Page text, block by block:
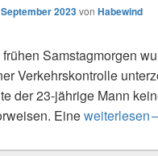
2023von Habewind
Samstagmorgen
Verkehrskontrolle
der 23-jährige Mann
EineFahren ohne
weiterlesen